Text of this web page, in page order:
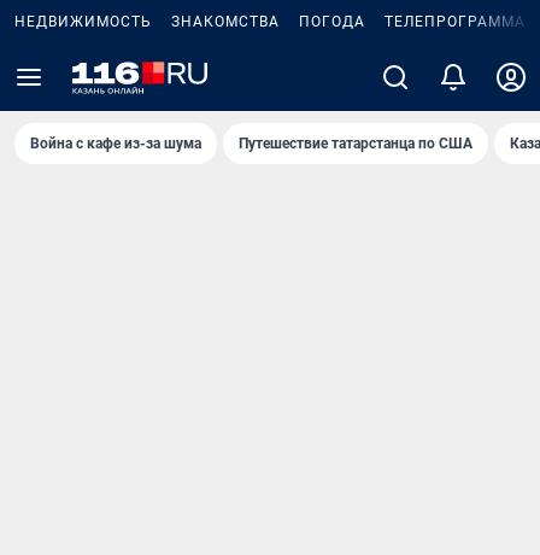
НЕДВИЖИМОСТЬ ЗНАКОМСТВА ПОГОДА ТЕЛЕПРОГРАММА
Война с кафе из-за шума Путешествие татарстанца по США